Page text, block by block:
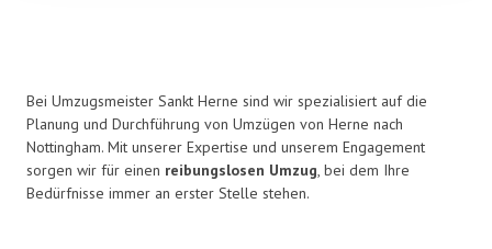
Bei Umzugsmeister Sankt Herne sind wir spezialisiert auf die
Planung und Durchführung von Umzügen von Herne nach
Nottingham. Mit unserer Expertise und unserem Engagement
sorgen wir für einen reibungslosen Umzug, bei dem Ihre
Bedürfnisse immer an erster Stelle stehen.